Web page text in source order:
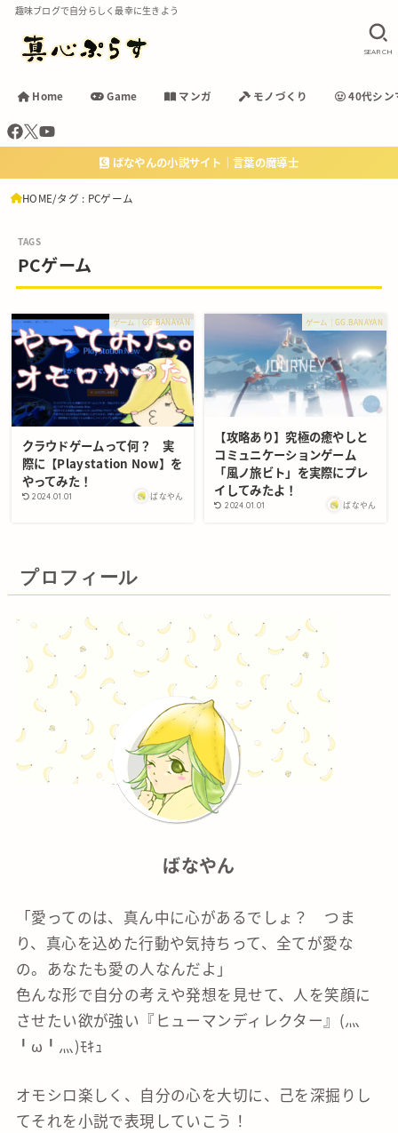
趣味ブログで自分らしく最幸に生きよう
Home Game マンガ モノづくり 40代シン
SEARCH
ばなやんの小説サイト｜言葉の魔導士
HOME タグ : PCゲーム
PCゲーム
ゲーム｜GG.BANAYAN
クラウドゲームって何？ 実
際に【Playstation Now】を
やってみた！
2024.01.01 ばなやん
ゲーム｜GG.BANAYAN
【攻略あり】究極の癒やしと
コミュニケーションゲーム
「風ノ旅ビト」を実際にプレ
イしてみたよ！
2024.01.01 ばなやん
プロフィール
ばなやん
「愛ってのは、真ん中に心があるでしょ？ つま
り、真心を込めた行動や気持ちって、全てが愛な
の。あなたも愛の人なんだよ」
色んな形で自分の考えや発想を見せて、人を笑顔に
させたい欲が強い『ヒューマンディレクター』(灬
╹ω╹灬)ﾓｷｭ
オモシロ楽しく、自分の心を大切に、己を深掘りし
てそれを小説で表現していこう！